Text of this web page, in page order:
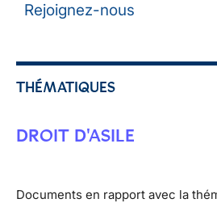
Rejoignez-nous
THÉMATIQUES
DROIT D'ASILE
Documents en rapport avec la